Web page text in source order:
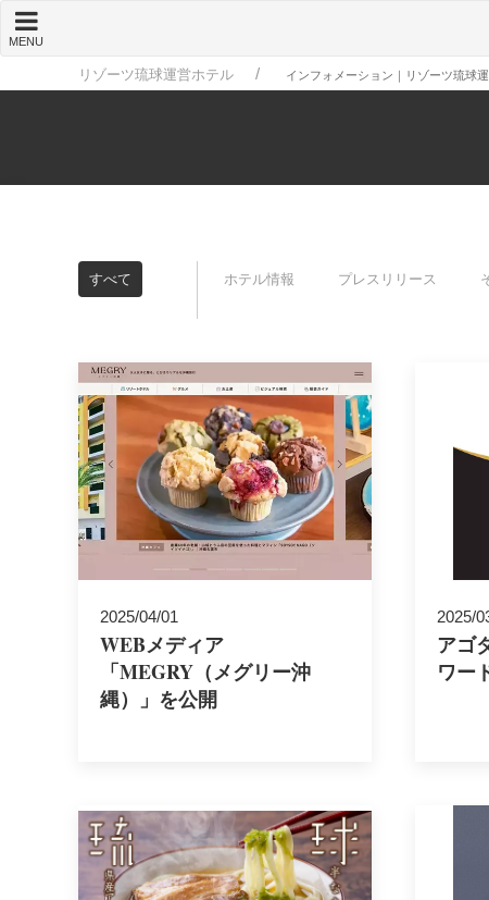
MENU
リゾーツ琉球運営ホテル インフォメーション｜リゾーツ琉球
すべて ホテル情報 プレスリリース
2025/04/01
WEBメディア
「MEGRY（メグリー沖
縄）」を公開
2025/
アゴ
ワー